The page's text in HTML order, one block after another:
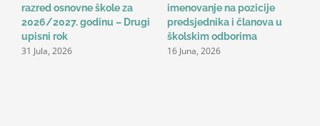
razred osnovne škole za
2026/2027. godinu – Drugi
upisni rok
31 Jula, 2026
imenovanje na pozicije
predsjednika i članova u
školskim odborima
16 Juna, 2026